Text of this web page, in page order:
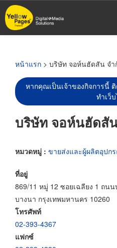
ข้าม
ไป
หน้าแรก > บริษัท จอห์นฮัดสัน จำ
หากคุณเป็นเจ้าของกิจการนี้
ทำเว็
บริษัท จอห์นฮัดสั
หมวดหมู่ : ขายส่งและผู้ผลิตอุปก
ที่อยู่
869/11 หมู่ 12 ซอยเฉลียง 1 ถน
บางนา กรุงเทพมหานคร 10260
โทรศัพท์
02-393-4367
แฟกซ์